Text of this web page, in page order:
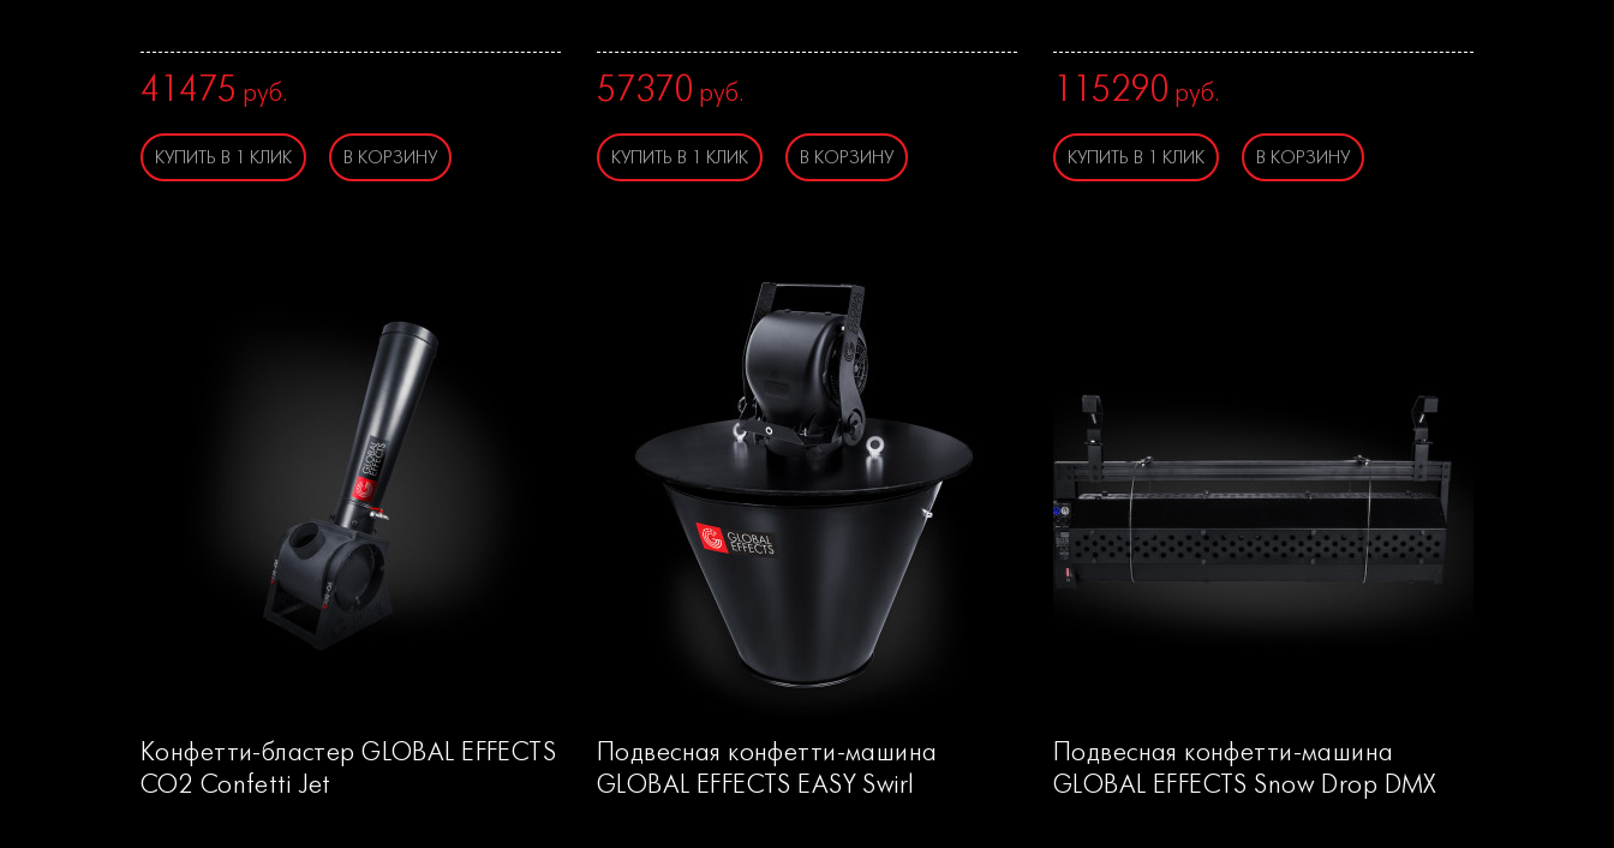
41475 руб.
КУПИТЬ В 1 КЛИК В КОРЗИНУ
57370 руб.
КУПИТЬ В 1 КЛИК В КОРЗИНУ
115290 руб.
КУПИТЬ В 1 КЛИК В КОРЗИНУ
Конфетти-бластер GLOBAL EFFECTS
CO2 Confetti Jet
Подвесная конфетти-машина
GLOBAL EFFECTS EASY Swirl
Подвесная конфетти-машина
GLOBAL EFFECTS Snow Drop DMX